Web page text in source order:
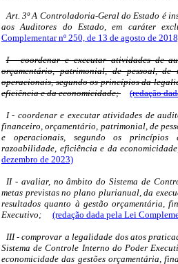
Art. 3º A Controladoria-Geral do Estado é
aos Auditores do Estado, em caráter
Complementar nº 250, de 13 de agosto de
I - coordenar e executar atividades de
orçamentário, patrimonial, de pessoal, de
operacionais, segundo os princípios da
eficiência e da economicidade;
(redação
I - coordenar e executar atividades de
financeiro, orçamentário, patrimonial, de
e operacionais, segundo os princípios
razoabilidade, eficiência e da
dezembro de 2023)
II - avaliar, no âmbito do Sistema de
metas previstas no plano plurianual, da
resultados quanto à gestão orçamentária,
Executivo;
(redação dada pela Lei
III - comprovar a legalidade dos atos
Sistema de Controle Interno do Poder
economicidade das gestões orçamentária,